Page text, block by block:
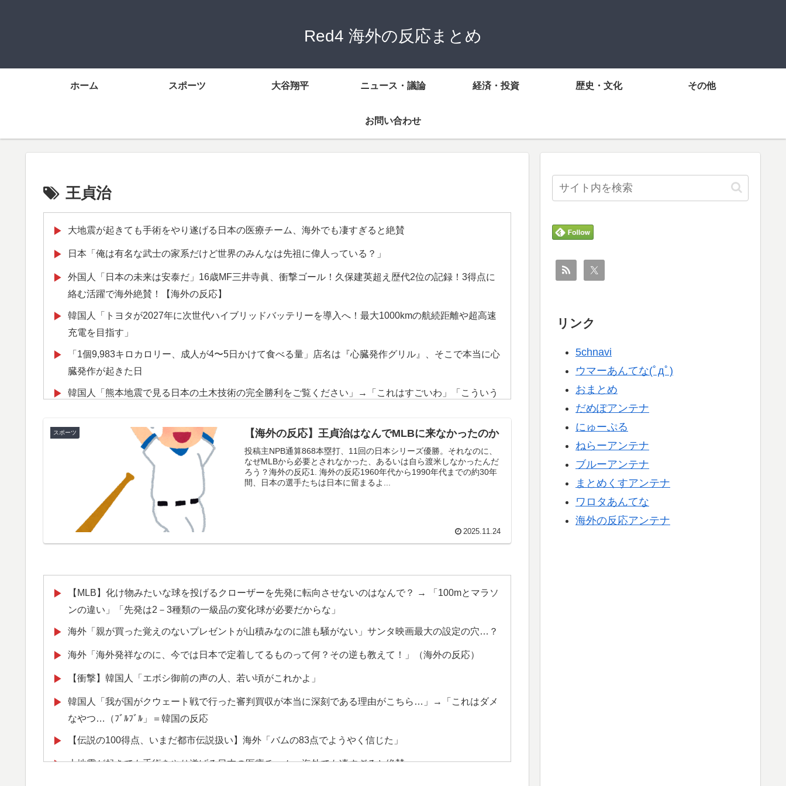
Red4 海外の反応まとめ
ホーム スポーツ 大谷翔平 ニュース・議論 経済・投資 歴史・文化 その他
お問い合わせ
王貞治
▶ 大地震が起きても手術をやり遂げる日本の医療チーム、海外でも凄すぎると絶賛
▶ 日本「俺は有名な武士の家系だけど世界のみんなは先祖に偉人っている？」
▶
外国人「日本の未来は安泰だ」16歳MF三井寺眞、衝撃ゴール！久保建英超え歴代2位の記録！3得点に
絡む活躍で海外絶賛！【海外の反応】
▶
韓国人「トヨタが2027年に次世代ハイブリッドバッテリーを導入へ！最大1000kmの航続距離や超高速
充電を目指す」
▶
「1個9,983キロカロリー、成人が4〜5日かけて食べる量」店名は『心臓発作グリル』、そこで本当に心
臓発作が起きた日
▶
韓国人「熊本地震で見る日本の土木技術の完全勝利をご覧ください」→「これはすごいわ」「こういう
▶ スカトロ野郎「今日仕事が終わったらやっとうんこが食べられるぞ」←こんなやつが実在する事実
韓国人「日本メディアが2002年ワールドカップ韓国準決勝も調査すべきと主張！」→「英国メディアも
一斉に指摘‥」
軽飛行機が屋根すれすれを抜けて飛行場へ、車輪を出さないまま胴体着陸「これよりひどい着陸なら山
ほど見てきた」【海外の反応】
新聞さん、壮大な縦読みを仕込んでしまうwww
▶ 日本旅行キャンセルすべきか…1万年ぶり史上最大級の火山の兆し＝韓国の反応
韓国人「フランスの有力紙も大韓サッカー協会前代未聞の不祥事を詳細に報道！」→「国際的スキャン
ダルに発展してしまう‥」
▶ 海外「素晴らしい！」日本が買収したUSスチール驚異の大復活に米国人が大喜び
▶ 大地震が起きても手術をやり遂げる日本の医療チーム、海外でも凄すぎると絶賛
▶ ぺこぱ松蔭寺「みんな右とか左とか拘りすぎ。思想関係なく応援しようよ」
海外「日本なんて行くんじゃなかった…」 日本を知ってしまったディズニー信者、帰国後『本家』に失
望する事態に
▶ 【衝撃】韓国人「日本の名門女子校、漫画のままかよ」
スポーツ 【海外の反応】王貞治はなんでMLBに来なかったのか
投稿主NPB通算868本塁打、11回の日本シリーズ優勝。それなのに、
なぜMLBから必要とされなかった、あるいは自ら渡米しなかったんだ
ろう？海外の反応1. 海外の反応1960年代から1990年代までの約30年
間、日本の選手たちは日本に留まるよ...
2025.11.24
▶
【MLB】化け物みたいな球を投げるクローザーを先発に転向させないのはなんで？ → 「100mとマラソ
ンの違い」「先発は2－3種類の一級品の変化球が必要だからな」
▶ 海外「親が買った覚えのないプレゼントが山積みなのに誰も騒がない」サンタ映画最大の設定の穴…？
▶ 海外「海外発祥なのに、今では日本で定着してるものって何？その逆も教えて！」（海外の反応）
▶ 【衝撃】韓国人「エボシ御前の声の人、若い頃がこれかよ」
▶
韓国人「我が国がクウェート戦で行った審判買収が本当に深刻である理由がこちら…」→「これはダメ
なやつ…（ﾌﾞﾙﾌﾞﾙ」＝韓国の反応
▶ 【伝説の100得点、いまだ都市伝説扱い】海外「バムの83点でようやく信じた」
▶ 大地震が起きても手術をやり遂げる日本の医療チーム、海外でも凄すぎると絶賛
リンク
5chnavi
ウマーあんてな(ﾟдﾟ)
おまとめ
だめぽアンテナ
にゅーぷる
ねらーアンテナ
ブルーアンテナ
まとめくすアンテナ
ワロタあんてな
海外の反応アンテナ